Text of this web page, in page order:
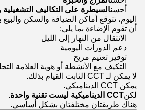
أحسنالسيطرة على التكاليف التشغيلية
اليوم، تتوقع أماكن الضيافة والسكن والبيع
أن تقوم الإضاءة بما يلي:
الانتقال من النهار إلى الليل
دعم الدورات اليومية
توفير تعتيم مريح
التكيف مع الأنشطة أو هوية العلامة
لا يمكن لـ CCT الثابت القيام بذلك.
يمكن CCT الديناميكي.
لكنCCT الديناميكية ليست تقنية واحدة
.
هناك طريقتان مختلفتان بشكل أساسي.